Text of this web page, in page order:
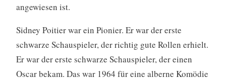
angewiesen ist.
Sidney Poitier war ein Pionier. Er war der erste
schwarze Schauspieler, der richtig gute Rollen erhielt.
Er war der erste schwarze Schauspieler, der einen
Oscar bekam. Das war 1964 für eine alberne Komödie